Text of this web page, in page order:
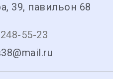
39, павильон 68
55-23